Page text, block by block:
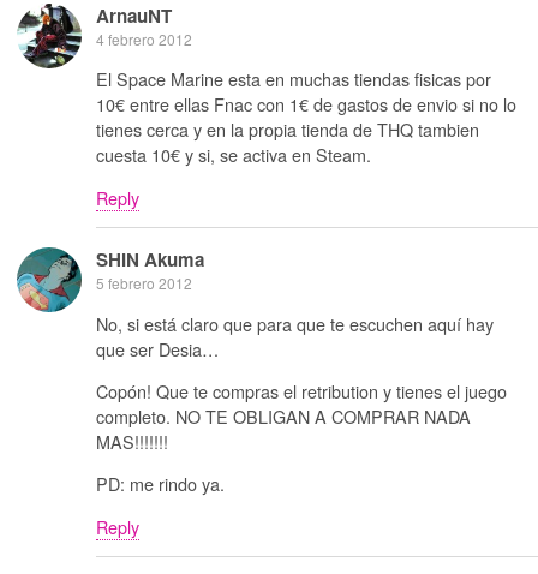
ArnauNT
4 febrero 2012
El Space Marine esta en muchas tiendas fisicas por
10€ entre ellas Fnac con 1€ de gastos de envio si no lo
tienes cerca y en la propia tienda de THQ tambien
cuesta 10€ y si, se activa en Steam.
Reply
SHIN Akuma
5 febrero 2012
No, si está claro que para que te escuchen aquí hay
que ser Desia…
Copón! Que te compras el retribution y tienes el juego
completo. NO TE OBLIGAN A COMPRAR NADA
MAS!!!!!!!
PD: me rindo ya.
Reply